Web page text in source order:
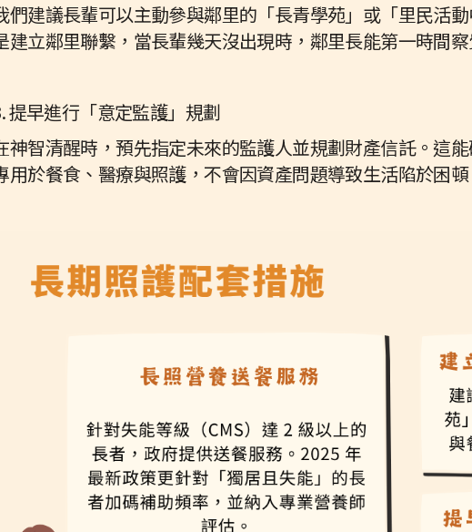
們建議長輩可以主動參與鄰里的「長青學苑」或「里民活
建立鄰里聯繫，當長輩幾天沒出現時，鄰里長能第一時間察
提早進行「意定監護」規劃
神智清醒時，預先指定未來的監護人並規劃財產信託。這
用於餐食、醫療與照護，不會因資產問題導致生活陷於困頓